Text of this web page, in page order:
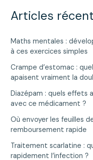
Articles
Maths mentales :
à ces exercices simples
Crampe d’estomac :
apaisent vraiment la
Diazépam : quels
avec ce médicament ?
Où envoyer les feuilles
remboursement rapide
Traitement scarlatine :
rapidement l’infection ?